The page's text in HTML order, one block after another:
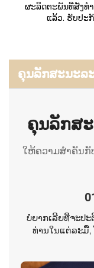
ຜະລິດຕະພັນທີ່ສັ່ງທ
ແລ້ວ. ຮັບປະ
ຄຸນລັກສະນະລ
ຄຸນລັກສ
ໃຫ້ຄວາມສຳຄັນກັ
ບໍ່ຍາກເລີຍທີ່ຈະປ
ທ່ານໃນແຕ່ລະມື້,